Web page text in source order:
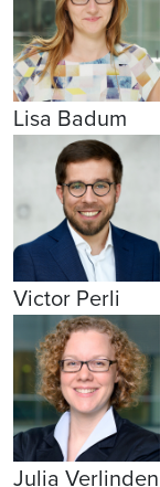
Lisa Badum
Victor Perli
Julia Verlinden